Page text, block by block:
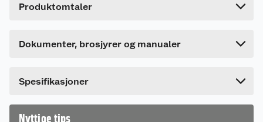
Mål (BxDxH) 210x78x70 cm
Bruksområde
Møbelet er laget for utebruk og er produsert i
kunsttre med teak-look. Putene er 10 cm tykke,
Produktomtaler
Dokumenter, brosjyrer og manualer
Spesifikasjoner
Bruttovekt
Lengde
Nyttige tips